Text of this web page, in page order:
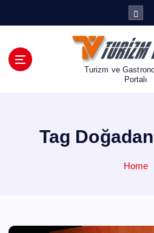
Turizm ve
Portalı
Tag
Home